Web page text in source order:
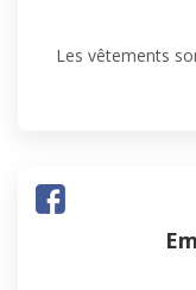
Les vêtements